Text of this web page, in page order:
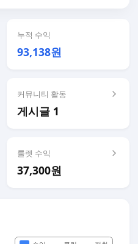
누적 수익
93,138원
커뮤니티 활동
게시글 1
룰렛 수익
37,300원